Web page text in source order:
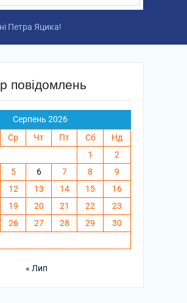
Петра Яцика!
повідомлень
Серпень 2026
Ср Чт Пт Сб
Нд
1
2
5 6 7 8
9
12 13 14 15
16
19 20 21 22
23
26 27 28 29
30
« Лип